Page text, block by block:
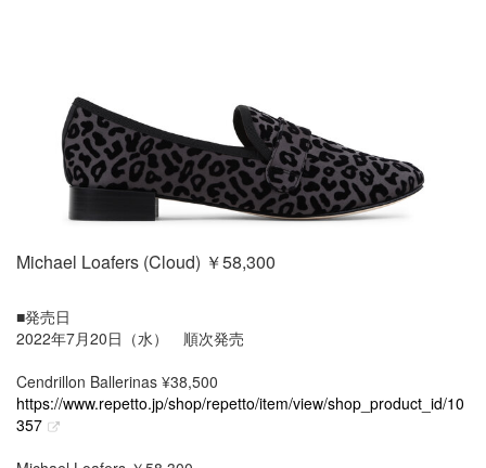
Michael Loafers (Cloud) ￥58,300
■発売日
2022年7月20日（水） 順次発売
Cendrillon Ballerinas ¥38,500
https://www.repetto.jp/shop/repetto/item/view/shop_product_id/10
357